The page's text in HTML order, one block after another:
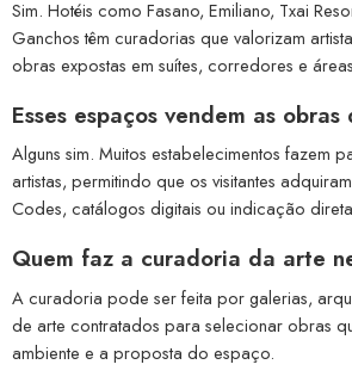
Sim. Hotéis como Fasano, Emiliano, Txai
Ganchos têm curadorias que valorizam
obras expostas em suítes, corredores e
Esses espaços vendem as
Alguns sim. Muitos estabelecimentos fazem
artistas, permitindo que os visitantes
Codes, catálogos digitais ou indicação
Quem faz a curadoria da arte
A curadoria pode ser feita por galerias,
de arte contratados para selecionar obras
ambiente e a proposta do espaço.